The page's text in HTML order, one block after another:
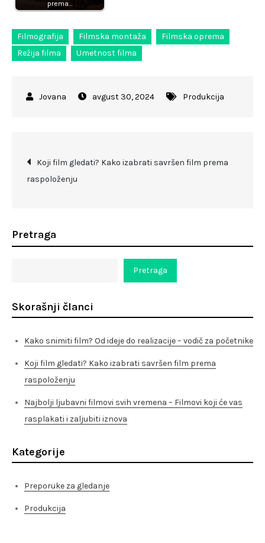
prema…
Filmografija Filmska montaža
Filmska oprema
Režija filma
Umetnost filma
avgust 30, 2024 Produkcija
Kretanje
članka
Koji film gledati? Kako izabrati savršen film prema
raspoloženju
Pretraga
Pretraga
Skorašnji članci
Kako snimiti film? Od ideje do realizacije – vodič za početnike
Koji film gledati? Kako izabrati savršen film prema
raspoloženju
Najbolji ljubavni filmovi svih vremena – Filmovi koji će vas
rasplakati i zaljubiti iznova
Kategorije
Preporuke za gledanje
Produkcija